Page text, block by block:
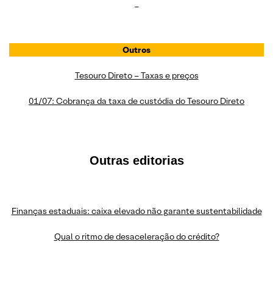
–
Outros
Tesouro Direto – Taxas e preços
01/07: Cobrança da taxa de custódia do Tesouro Direto
Outras editorias
Finanças estaduais: caixa elevado não garante sustentabilidade
Qual o ritmo de desaceleração do crédito?